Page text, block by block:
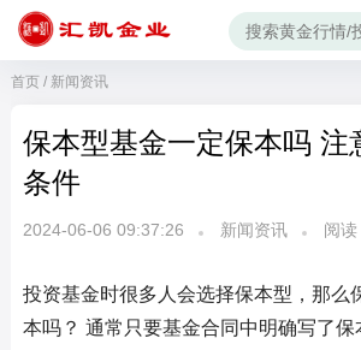
首页/ 新闻资讯
保本型基金一定保本吗 注
条件
2024-06-06 09:37:26 新闻资讯 阅读
投资基金时很多人会选择保本型，那么
本吗？ 通常只要基金合同中明确写了